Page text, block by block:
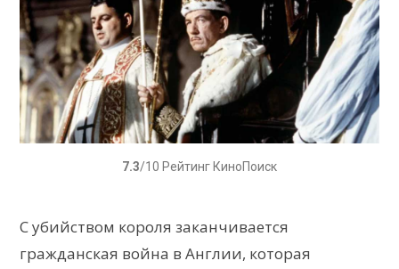
7.3/10 Рейтинг КиноПоиск
С убийством короля заканчивается
гражданская война в Англии, которая